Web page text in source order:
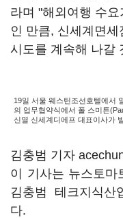
라며 "해외여행 수
인 만큼, 신세계면
시도를 계속해 나갈
19일 서울 웨스틴조선호텔에서
의 업무협약식에서 폴 스미튼
신열 신세계디에프 대표이사가
김충범 기자
이 기사는 뉴스토
김충범 테크지식산
다.